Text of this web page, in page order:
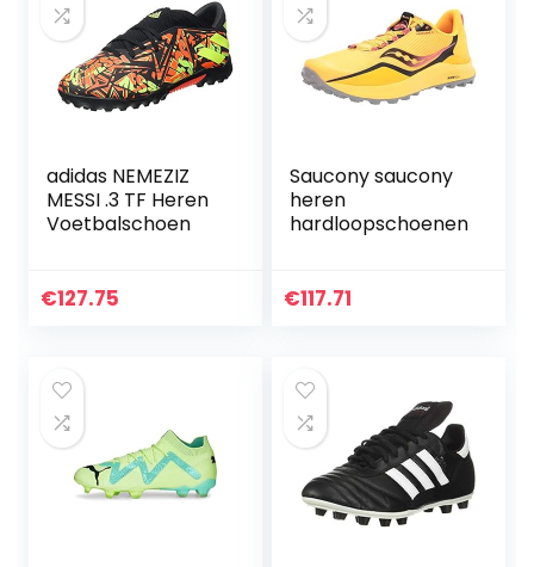
adidas NEMEZIZ
MESSI .3 TF Heren
Voetbalschoen
€127.75
Saucony saucony
heren
hardloopschoenen
€117.71